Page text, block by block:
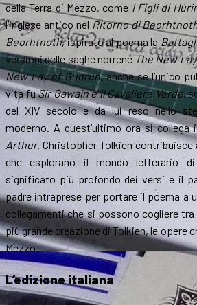
della Terra di Mezzo, come I Figli di
l’inglese antico nel Ritorno di
Beorhtnoth, ispirato al poema la
versioni delle saghe norreneThe New
New Lay of Gudrún, anche se l’unico
vita fuSir Gawain e il Cavaliere Verde,
del XIV secolo e da lui reso nello
moderno. A quest’ultimo ora si collega
Arthur. Christopher Tolkien contribuisce
che esplorano il mondo letterario
significato più profondo dei versi e il
padre intraprese per portare il poema a
collegamenti che si possono cogliere tra
più grande creazione di Tolkien, le opere
Mezzo.
L’edizione italiana